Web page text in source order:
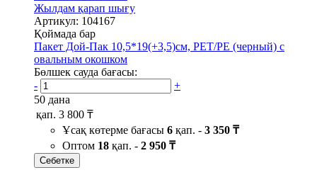
Жылдам қарап шығу
Артикул: 104167
Қоймада бар
Пакет Дой-Пак 10,5*19(+3,5)см, PET/PE (черный) с
овальным окошком
Бөлшек сауда бағасы:
-
+
50 дана
қап. 3 800 ₸
Ұсақ көтерме бағасы 6 қап. - 3 350 ₸
Оптом 18 қап. - 2 950 ₸
Себетке